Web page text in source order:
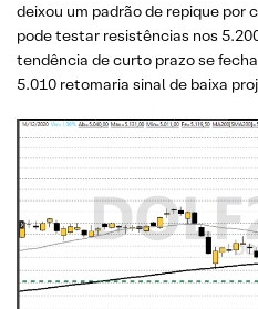
deixou um padrão de repique por
pode testar resistências nos
tendência de curto prazo se
5.010 retomaria sinal de baixa